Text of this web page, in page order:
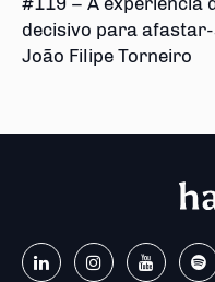
decisivo para
João Filipe Torneiro